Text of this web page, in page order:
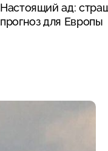
Настоящий ад:
прогноз для Европы